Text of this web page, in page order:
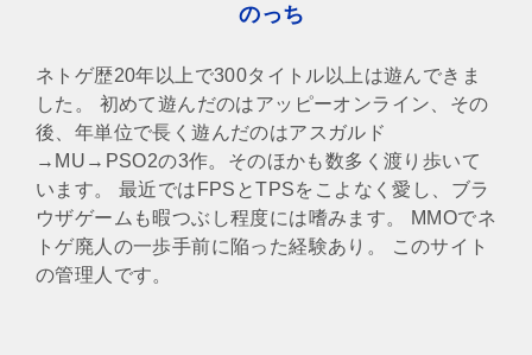
のっち
ネトゲ歴20年以上で300タイトル以上は遊んできま
した。 初めて遊んだのはアッピーオンライン、その
後、年単位で長く遊んだのはアスガルド
→MU→PSO2の3作。そのほかも数多く渡り歩いて
います。 最近ではFPSとTPSをこよなく愛し、ブラ
ウザゲームも暇つぶし程度には嗜みます。 MMOでネ
トゲ廃人の一歩手前に陥った経験あり。 このサイト
の管理人です。